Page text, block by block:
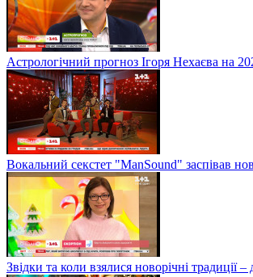
Астрологічний прогноз Ігоря Нехаєва на
Вокальний секстет "ManSound" заспівав
Звідки та коли взялися новорічні традиції